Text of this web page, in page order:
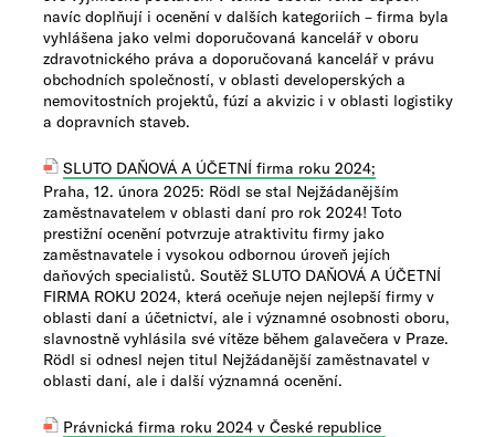
navíc doplňují i ocenění v dalších kategoriích – firma byla
vyhlášena jako velmi doporučovaná kancelář v oboru
zdravotnického práva a doporučovaná kancelář v právu
obchodních společností, v oblasti developerských a
nemovitostních projektů, fúzí a akvizic i v oblasti logistiky
a dopravních staveb.
SLUTO DAŇOVÁ A ÚČETNÍ​ firma roku 2024​;
Praha, 12. února 2025: Rödl se stal Nejžádanějším
zaměstnavatelem v oblasti daní pro rok 2024! Toto
prestižní ocenění potvrzuje atraktivitu firmy jako
zaměstnavatele i vysokou odbornou úroveň jejích
daňových specialistů. Soutěž SLUTO DAŇOV​Á A ÚČETNÍ
FIRMA ROKU 2024, která oceňuje nejen nejlepší firmy v
oblasti daní a účetnictví, ale i významné osobnosti oboru,
slavnostně vyhlásila své vítěze během galavečera v Praze.
Rödl si odnesl nejen titul Nejžádanější zaměstnavatel v
oblasti daní, ale i další významná ocenění.
Právnická firma roku 2024 v České republice